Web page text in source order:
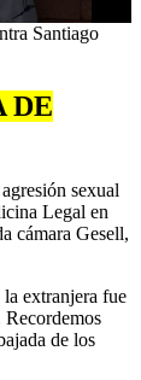
Santiago
DE
sexual
Legal en
cámara Gesell,
extranjera fue
Recordemos
de los